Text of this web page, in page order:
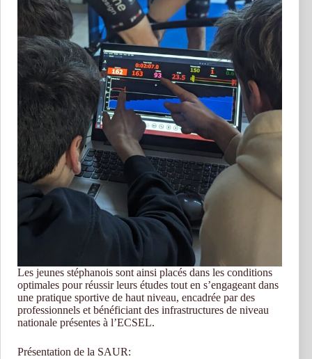
Les jeunes stéphanois sont ainsi placés dans les conditions
optimales pour réussir leurs études tout en s’engageant dans
une pratique sportive de haut niveau, encadrée par des
professionnels et bénéficiant des infrastructures de niveau
nationale présentes à l’ECSEL.
Présentation de la SAUR: